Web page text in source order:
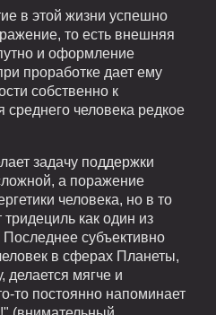
в этой жизни успешно
то есть внешняя
и оформление
проработке дает ему
собственно к
среднего человека редкое
задачу поддержки
а поражение
человека, но в то
как один из
субъективно
в сферах Планеты,
мягче и
то постоянно напоминает